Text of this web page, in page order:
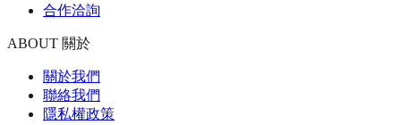
合作洽詢
ABOUT 關於
關於我們
聯絡我們
隱私權政策